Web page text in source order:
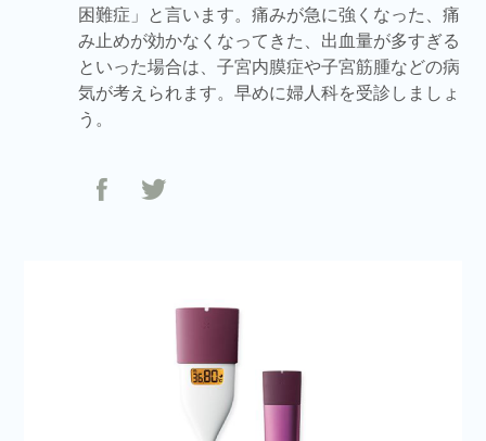
困難症」と言います。痛みが急に強くなった、痛
み止めが効かなくなってきた、出血量が多すぎる
といった場合は、子宮内膜症や子宮筋腫などの病
気が考えられます。早めに婦人科を受診しましょ
う。